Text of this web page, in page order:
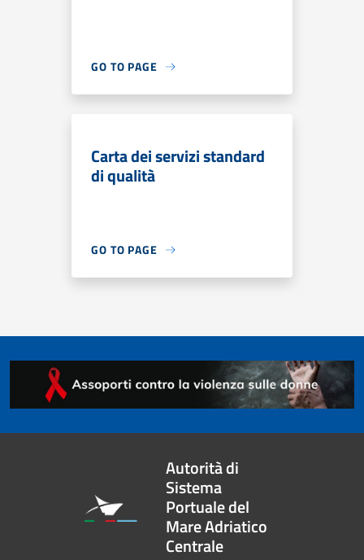
GO TO PAGE
Carta dei servizi standard
di qualità
GO TO PAGE
Autorità di
Sistema
Portuale del
Mare Adriatico
Centrale